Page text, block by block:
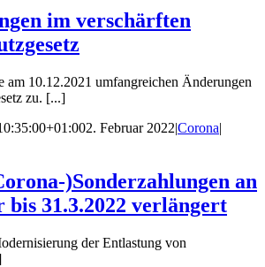
im verschärften
am 10.12.2021 umfangreichen Änderungen
zu. [...]
2. Februar 2022|Corona|
)Sonderzahlungen an
31.3.2022 verlängert
der Entlastung von